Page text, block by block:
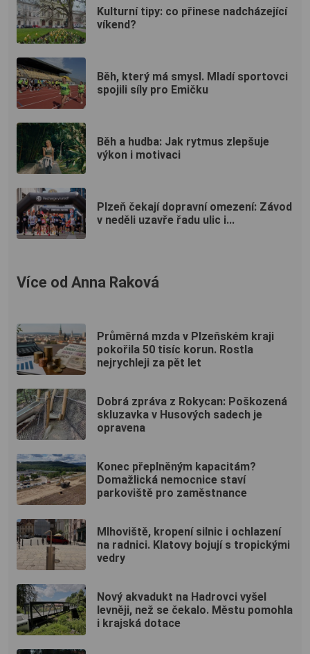
Kulturní tipy: co přinese nadcházející
víkend?
Běh, který má smysl. Mladí sportovci
spojili síly pro Emičku
Běh a hudba: Jak rytmus zlepšuje
výkon i motivaci
Plzeň čekají dopravní omezení: Závod
v neděli uzavře řadu ulic i...
Více od Anna Raková
Průměrná mzda v Plzeňském kraji
pokořila 50 tisíc korun. Rostla
nejrychleji za pět let
Dobrá zpráva z Rokycan: Poškozená
skluzavka v Husových sadech je
opravena
Konec přeplněným kapacitám?
Domažlická nemocnice staví
parkoviště pro zaměstnance
Mlhoviště, kropení silnic i ochlazení
na radnici. Klatovy bojují s tropickými
vedry
Nový akvadukt na Hadrovci vyšel
levněji, než se čekalo. Městu pomohla
i krajská dotace